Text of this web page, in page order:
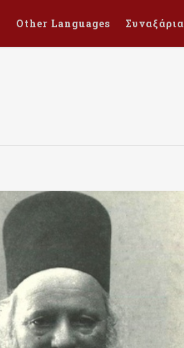
Other Languages Συναξάρια